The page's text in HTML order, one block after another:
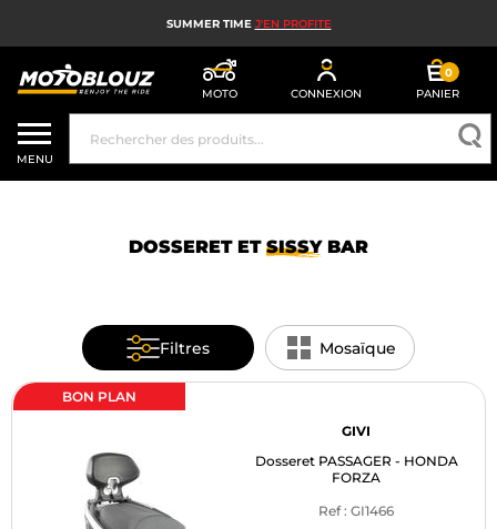
SUMMER TIME J'EN PROFITE
MOTO CONNEXION
0
PANIER
CASQUE MOTO
ÉQUIPEMENT MOTO HOMME
AIRBAG MOTO
ACCESSOIRES MOTO
BAGAGERIE MOTO
MENU
DOSSERET ET SISSYBAR
Filtres Mosaïque
BON PLAN
GIVI
Dosseret PASSAGER - HONDA
FORZA
Ref : GI1466